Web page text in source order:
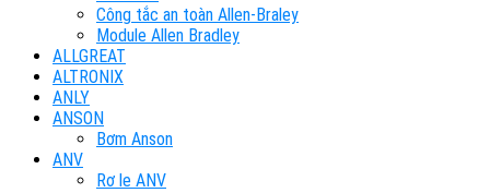
Công tắc an toàn Allen-Braley
Module Allen Bradley
ALLGREAT
ALTRONIX
ANLY
ANSON
Bơm Anson
ANV
Rơ le ANV